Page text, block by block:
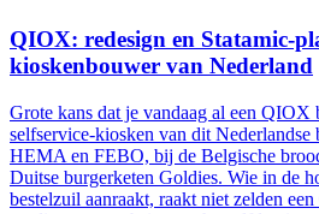
QIOX: redesign en Statamic-
kioskenbouwer van Nederland
Grote kans dat je vandaag al een QIOX
selfservice-kiosken van dit
HEMA en FEBO, bij de Belgische
Duitse burgerketen Goldies. Wie in de
bestelzuil aanraakt, raakt niet zelden